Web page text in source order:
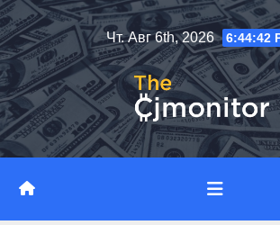
Перейти
к
содержимому
Чт. Авг 6th, 2026 6:44:42